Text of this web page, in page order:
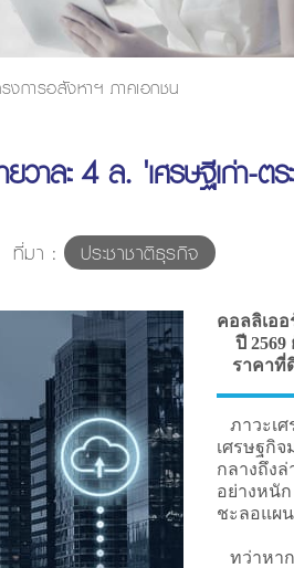
รงการอสังหาฯ ภาคเอกชน
าละ 4 ล. 'เศรษฐีเก่า-ต
ที่มา : ประชาชาติธุรกิจ
คอลลิเอ
ปี
ราคาที่
ภาวะเศ
เศรษฐกิ
กลางถึง
อย่างหนั
ชะลอแผ
ทว่าหาก